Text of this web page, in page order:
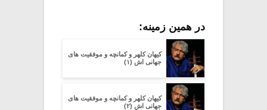
در همین زمینه:
کیهان کلهر و کمانچه و موفقیت های
جهانی اش (۱)
کیهان کلهر و کمانچه و موفقیت های
جهانی اش (۲)